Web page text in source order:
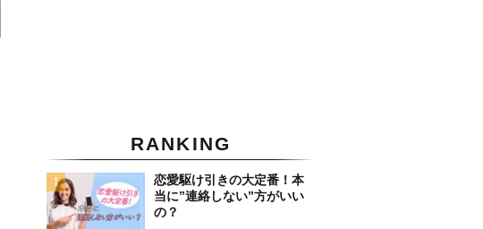
RANKING
恋愛駆け引きの大定番！本
当に”連絡しない”方がいい
の？